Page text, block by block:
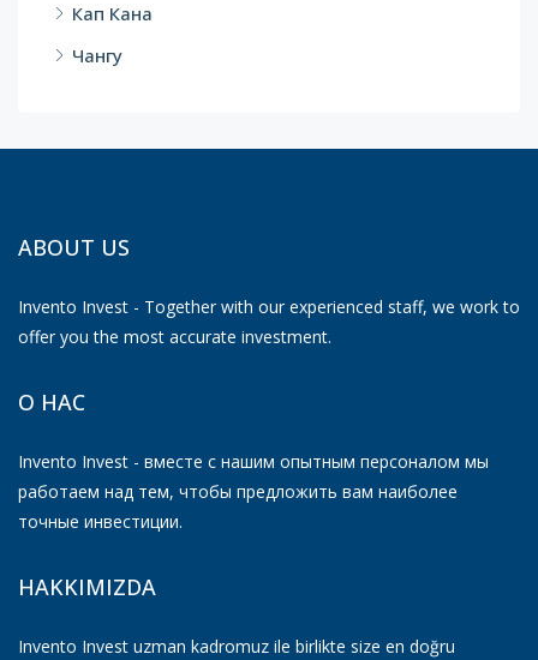
Кап Кана
Чангу
ABOUT US
Invento Invest - Together with our experienced staff, we work to
offer you the most accurate investment.
О НАС
Invento Invest - вместе с нашим опытным персоналом мы
работаем над тем, чтобы предложить вам наиболее
точные инвестиции.
HAKKIMIZDA
Invento Invest uzman kadromuz ile birlikte size en doğru